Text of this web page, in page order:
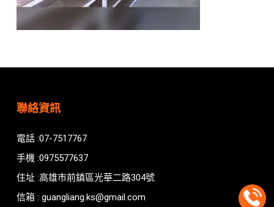
聯絡資訊
電話 :07-7517767
手機 :0975577637
住址 :高雄市前鎮區光華二路304號
信箱 : guangliang.ks@gmail.com